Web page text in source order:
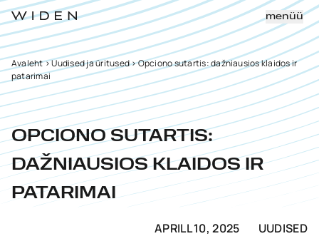
menüü
Avaleht>Uudised ja üritused>Opciono sutartis: dažniausios klaidos ir
patarimai
OPCIONO SUTARTIS:
DAŽNIAUSIOS KLAIDOS IR
PATARIMAI
APRILL 10, 2025
UUDISED